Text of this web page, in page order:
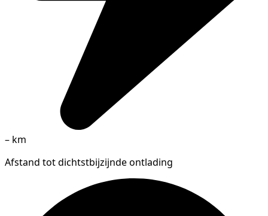
– km
Afstand tot dichtstbijzijnde ontlading